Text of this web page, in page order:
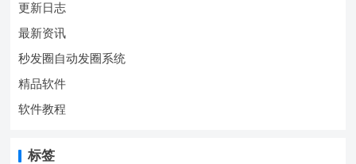
更新日志
最新资讯
秒发圈自动发圈系统
精品软件
软件教程
标签